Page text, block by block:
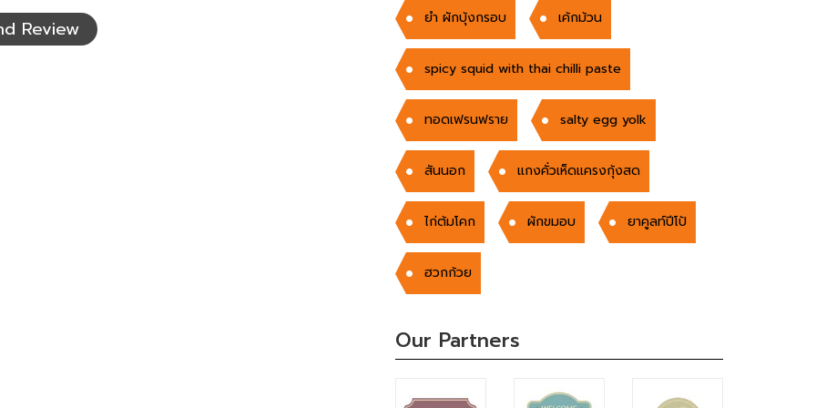
Review ยำ ผักบุ้งกรอบ เค้กม้วน
spicy squid with thai chilli paste
ทอดเฟรนฟราย salty egg yolk
สันนอก แกงคั่วเห็ดแครงกุ้งสด
ไก่ต้มโคก ผักขมอบ ยาคูลท์ปีโป้
ฮวกก้วย
Our Partners